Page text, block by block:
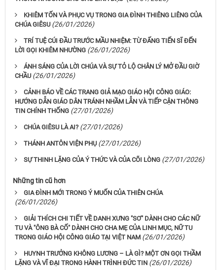
KHIÊM TỐN VÀ PHỤC VỤ TRONG GIA ĐÌNH THIÊNG LIÊNG CỦA
CHÚA GIÊSU (26/01/2026)
TRÍ TUỆ CÚI ĐẦU TRƯỚC MẦU NHIỆM: TỪ ĐẤNG TIẾN SĨ ĐẾN
LỜI GỌI KHIÊM NHƯỜNG (26/01/2026)
ÁNH SÁNG CỦA LỜI CHÚA VÀ SỰ TỎ LỘ CHÂN LÝ MỞ ĐẦU GIỜ
CHẦU (26/01/2026)
CẢNH BÁO VỀ CÁC TRANG GIẢ MẠO GIÁO HỘI CÔNG GIÁO:
HƯỚNG DẪN GIÁO DÂN TRÁNH NHẦM LẪN VÀ TIẾP CẬN THÔNG
TIN CHÍNH THỐNG (27/01/2026)
CHÚA GIÊSU LÀ AI? (27/01/2026)
THÁNH ANTÔN VIỆN PHỤ (27/01/2026)
SỰ THINH LẶNG CỦA Ý THỨC VÀ CỦA CÕI LÒNG (27/01/2026)
Những tin cũ hơn
GIA ĐÌNH MỚI TRONG Ý MUỐN CỦA THIÊN CHÚA
(26/01/2026)
GIẢI THÍCH CHI TIẾT VỀ DANH XƯNG "SƠ" DÀNH CHO CÁC NỮ
TU VÀ "ÔNG BÀ CỐ" DÀNH CHO CHA MẸ CỦA LINH MỤC, NỮ TU
TRONG GIÁO HỘI CÔNG GIÁO TẠI VIỆT NAM (26/01/2026)
HUYNH TRƯỞNG KHÔNG LƯƠNG – LÀ GÌ? MỘT ƠN GỌI THẦM
LẶNG VÀ VĨ ĐẠI TRONG HÀNH TRÌNH ĐỨC TIN (26/01/2026)